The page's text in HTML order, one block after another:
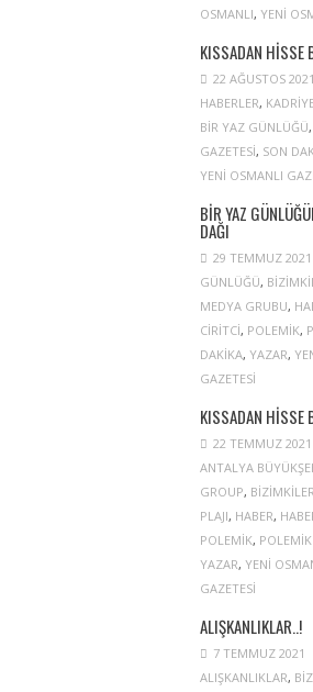
OSMANLI, YENI
KISSADAN HISSE
22 AĞUSTOS 2021
HABERLER,
BIR YAZ GÜNLÜĞÜ,
GAZETESI, SON
YENI OSMANLI
BIR YAZ
DAĞI
29 TEMMUZ 2021
GÜNLÜĞÜ,
MEDYA GRUBU,
CIRITCI, POLEMIK,
DAKIKA, YAZAR,
GAZETESI
KISSADAN HISSE
22 TEMMUZ 2021
ANTALYA
GROUP,
PLAJI, HABER,
POLEMIK,
YAZAR, YENI
GAZETESI
ALIŞKANLIKLAR..!
7 TEMMUZ 2021
ALIŞKANLIKLAR,